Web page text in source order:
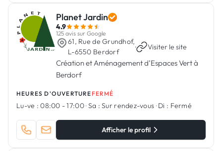
Planet Jardin
4.9
125 avis sur Google
61, Rue de Grundhof,
L-6550 Berdorf
· Visiter le site
Création et Aménagement d’Espaces Vert à
Berdorf
HEURES D'OUVERTURE FERMÉ
Lu-ve : 08:00 - 17:00·Sa : Sur rendez-vous ·Di : Fermé
Afficher le profil